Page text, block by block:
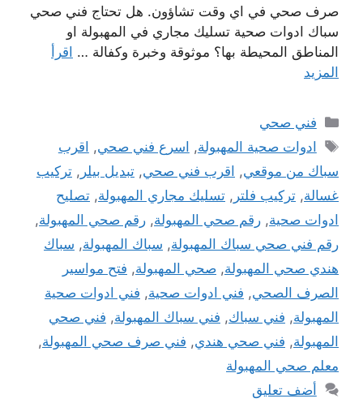
صرف صحي في اي وقت تشاؤون. هل تحتاج فني صحي
سباك ادوات صحية تسليك مجاري في المهبولة او
المناطق المحيطة بها؟ موثوقة وخبرة وكفالة … اقرأ
المزيد
التصنيفات
فني صحي
الوسوم
ادوات صحية المهبولة, اسرع فني صحي, اقرب
سباك من موقعي, اقرب فني صحي, تبديل بيلر , تركيب
غسالة, تركيب فلتر , تسليك مجاري المهبولة, تصليح
ادوات صحية, رقم صحي المهبولة, رقم صحي المهبولة,
رقم فني صحي سباك المهبولة, سباك المهبولة, سباك
هندي صحي المهبولة, صحي المهبولة, فتح مواسير
الصرف الصحي, فني ادوات صحية, فني ادوات صحية
المهبولة, فني سباك, فني سباك المهبولة, فني صحي
المهبولة, فني صحي هندي, فني صرف صحي المهبولة,
معلم صحي المهبولة
أضف تعليق